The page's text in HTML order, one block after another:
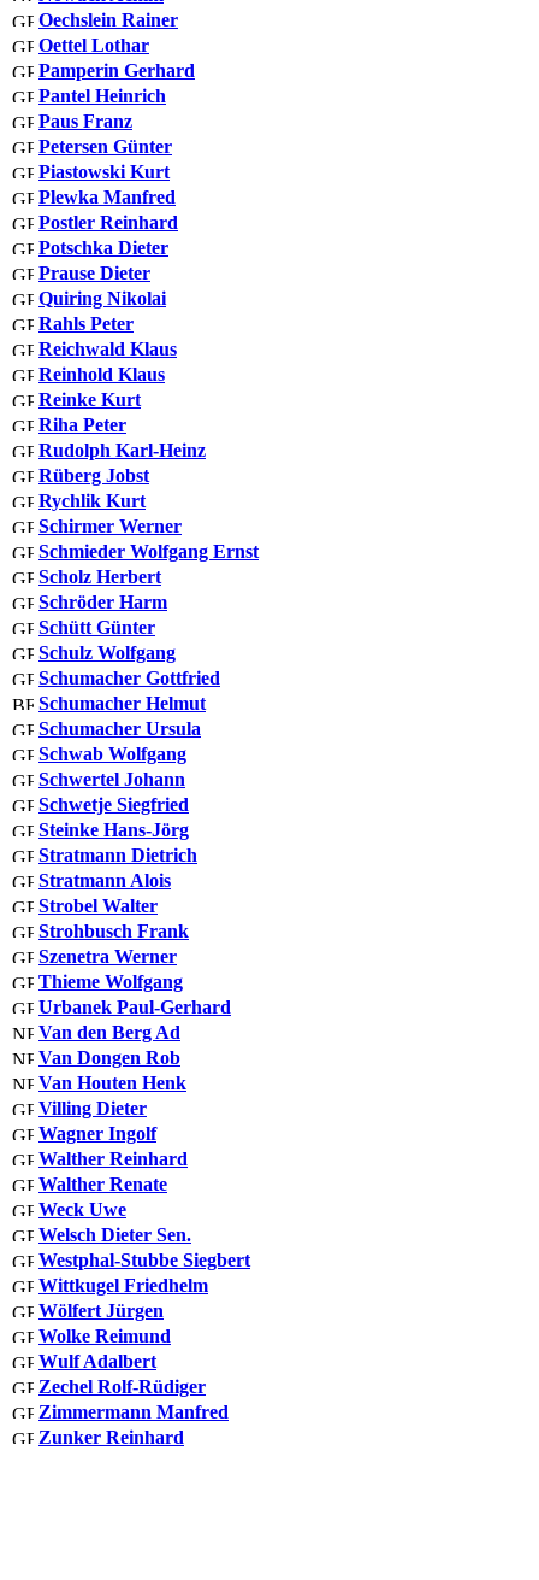
Oechslein Rainer
Oettel Lothar
Pamperin Gerhard
Pantel Heinrich
Paus Franz
Petersen Günter
Piastowski Kurt
Plewka Manfred
Postler Reinhard
Potschka Dieter
Prause Dieter
Quiring Nikolai
Rahls Peter
Reichwald Klaus
Reinhold Klaus
Reinke Kurt
Riha Peter
Rudolph Karl-Heinz
Rüberg Jobst
Rychlik Kurt
Schirmer Werner
Schmieder Wolfgang Ernst
Scholz Herbert
Schröder Harm
Schütt Günter
Schulz Wolfgang
Schumacher Gottfried
Schumacher Helmut
Schumacher Ursula
Schwab Wolfgang
Schwertel Johann
Schwetje Siegfried
Steinke Hans-Jörg
Stratmann Dietrich
Stratmann Alois
Strobel Walter
Strohbusch Frank
Szenetra Werner
Thieme Wolfgang
Urbanek Paul-Gerhard
Van den Berg Ad
Van Dongen Rob
Van Houten Henk
Villing Dieter
Wagner Ingolf
Walther Reinhard
Walther Renate
Weck Uwe
Welsch Dieter Sen.
Westphal-Stubbe Siegbert
Wittkugel Friedhelm
Wölfert Jürgen
Wolke Reimund
Wulf Adalbert
Zechel Rolf-Rüdiger
Zimmermann Manfred
Zunker Reinhard